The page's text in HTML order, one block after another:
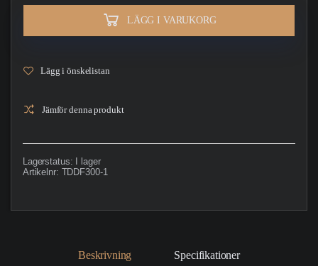
LÄGG I VARUKORG
Lägg i önskelistan
Jämför denna produkt
Lagerstatus:
I lager
Artikelnr: TDDF300-1
Beskrivning Specifikationer